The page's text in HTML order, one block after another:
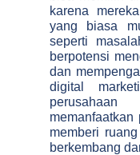
karena
yang biasa
seperti
berpotensi
dan
digital
memberi
berkembang